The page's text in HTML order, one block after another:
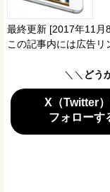
最終更新 [2017年11月
この記事内には広告リ
＼＼ どう
X（Twitter
フォローす